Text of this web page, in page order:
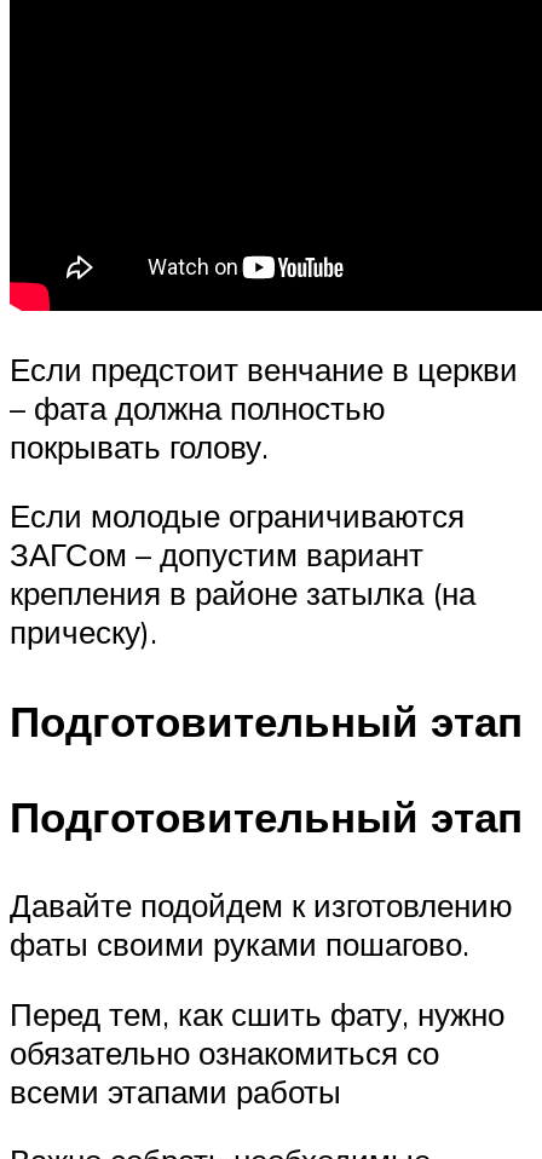
Если предстоит венчание в церкви
– фата должна полностью
покрывать голову.
Если молодые ограничиваются
ЗАГСом – допустим вариант
крепления в районе затылка (на
прическу).
Подготовительный этап
Подготовительный этап
Давайте подойдем к изготовлению
фаты своими руками пошагово.
Перед тем, как сшить фату, нужно
обязательно ознакомиться со
всеми этапами работы